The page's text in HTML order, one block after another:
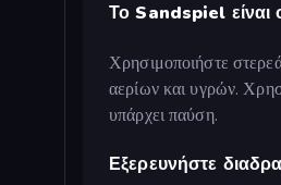
Το Sandspiel είναι
Χρησιμοποιήστε στερεά
αερίων και υγρών.
υπάρχει παύση.
Εξερευνήστε